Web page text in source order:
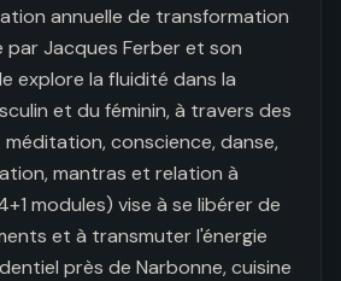
annuelle de transformation
par Jacques Ferber et son
explore la fluidité dans la
et du féminin, à travers des
conscience, danse,
mantras et relation à
modules) vise à se libérer de
et à transmuter l'énergie
près de Narbonne, cuisine